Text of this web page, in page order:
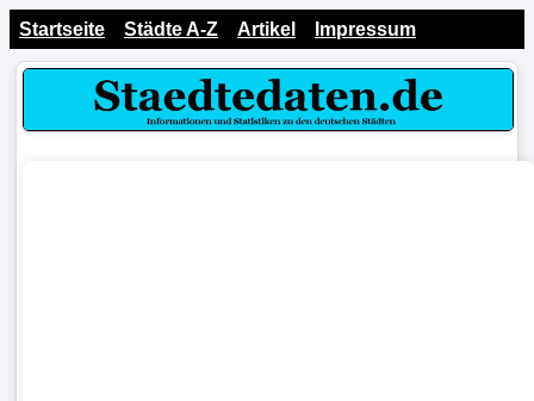
Startseite Städte A-Z Artikel Impressum